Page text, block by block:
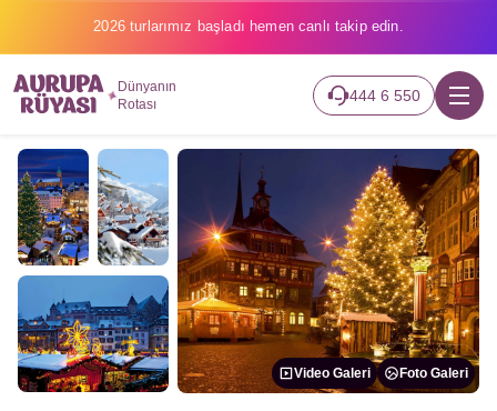
2026 turlarımız başladı hemen canlı takip edin.
Dünyanın
Rotası
444 6 550
Video Galeri Foto Galeri